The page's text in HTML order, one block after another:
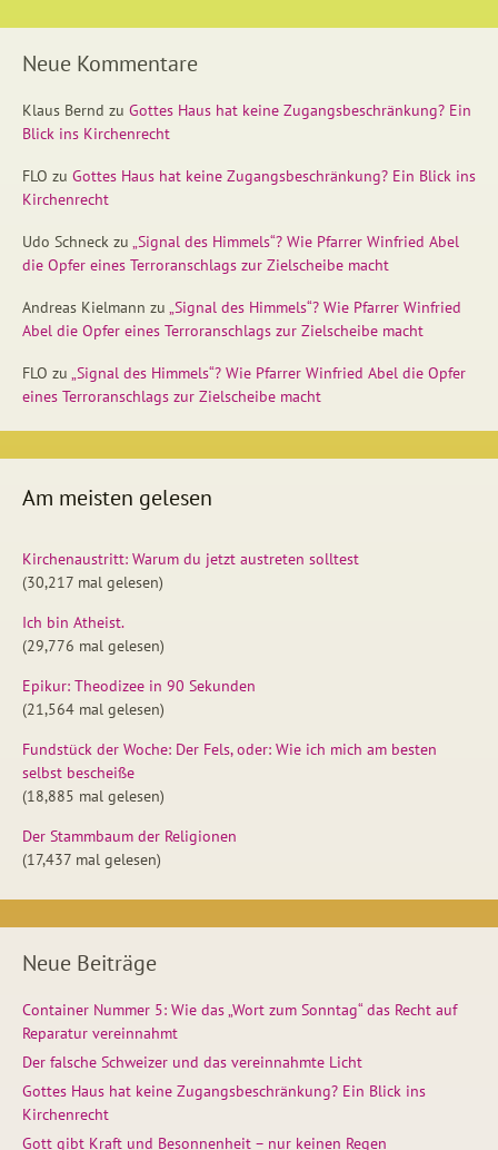
Neue Kommentare
Klaus Bernd zu Gottes Haus hat keine Zugangsbeschränkung? Ein
Blick ins Kirchenrecht
FLO zu Gottes Haus hat keine Zugangsbeschränkung? Ein Blick ins
Kirchenrecht
Udo Schneck zu „Signal des Himmels“? Wie Pfarrer Winfried Abel
die Opfer eines Terroranschlags zur Zielscheibe macht
Andreas Kielmann zu „Signal des Himmels“? Wie Pfarrer Winfried
Abel die Opfer eines Terroranschlags zur Zielscheibe macht
FLO zu „Signal des Himmels“? Wie Pfarrer Winfried Abel die Opfer
eines Terroranschlags zur Zielscheibe macht
Am meisten gelesen
Kirchenaustritt: Warum du jetzt austreten solltest
(30,217 mal gelesen)
Ich bin Atheist.
(29,776 mal gelesen)
Epikur: Theodizee in 90 Sekunden
(21,564 mal gelesen)
Fundstück der Woche: Der Fels, oder: Wie ich mich am besten
selbst bescheiße
(18,885 mal gelesen)
Der Stammbaum der Religionen
(17,437 mal gelesen)
Neue Beiträge
Container Nummer 5: Wie das „Wort zum Sonntag“ das Recht auf
Reparatur vereinnahmt
Der falsche Schweizer und das vereinnahmte Licht
Gottes Haus hat keine Zugangsbeschränkung? Ein Blick ins
Kirchenrecht
Gott gibt Kraft und Besonnenheit – nur keinen Regen